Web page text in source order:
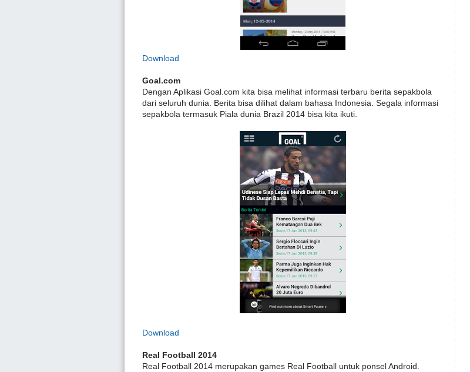
Download
Goal.com
Dengan Aplikasi Goal.com kita bisa melihat informasi terbaru berita sepakbola
dari seluruh dunia. Berita bisa dilihat dalam bahasa Indonesia. Segala informasi
sepakbola termasuk Piala dunia Brazil 2014 bisa kita ikuti.
Download
Real Football 2014
Real Football 2014 merupakan games Real Football untuk ponsel Android.